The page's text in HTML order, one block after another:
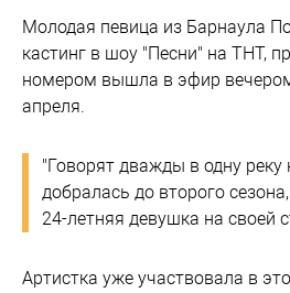
Молодая певица из Барнаула
кастинг в шоу "Песни" на ТНТ,
номером вышла в эфир
апреля.
"Говорят дважды в одну реку
добралась до второго
24-летняя девушка на своей
Артистка уже участвовала в